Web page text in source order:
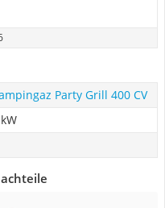
Party Grill 400 CV